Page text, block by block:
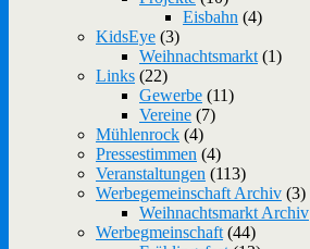
Eisbahn (4)
KidsEye (3)
Weihnachtsmarkt (1)
Links (22)
Gewerbe (11)
Vereine (7)
Mühlenrock (4)
Pressestimmen (4)
Veranstaltungen (113)
Werbegemeinschaft Archiv (3)
Weihnachtsmarkt Archiv
Werbegmeinschaft (44)